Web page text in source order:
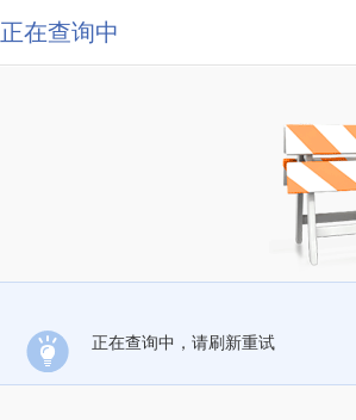
正在查询中
正在查询中，请刷新重试